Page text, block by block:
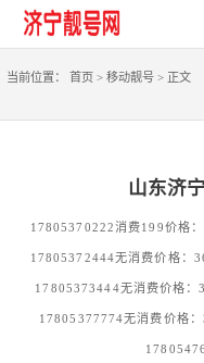
当前位置： 首页> 移动靓号 >正文
山东济
17805370222消费199价格
17805372444无消费价格：
17805373444无消费价格
17805377774无消费价格